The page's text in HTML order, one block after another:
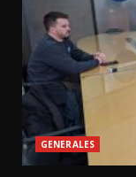
GENERALES